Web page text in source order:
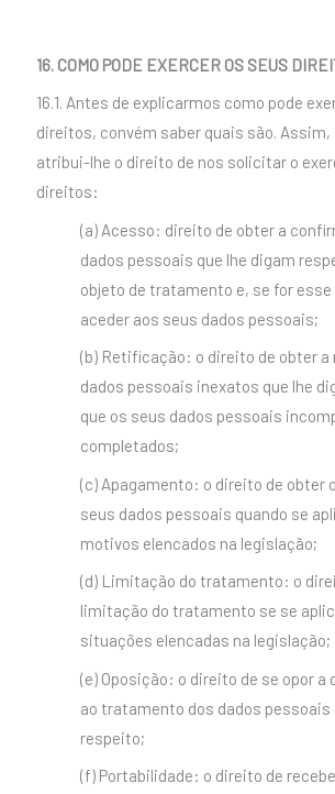
16. COMO PODE EXERCER OS SEUS
16.1. Antes de explicarmos como pode
direitos, convém saber quais são. Assim,
atribui-lhe o direito de nos solicitar o
direitos:
(a) Acesso: direito de obter a
dados pessoais que lhe digam
objeto de tratamento e, se for
aceder aos seus dados pessoais;
(b) Retificação: o direito de obter
dados pessoais inexatos que lhe
que os seus dados pessoais
completados;
(c) Apagamento: o direito de obter
seus dados pessoais quando se
motivos elencados na legislação;
(d) Limitação do tratamento: o
limitação do tratamento se se
situações elencadas na legislação;
(e) Oposição: o direito de se opor a
ao tratamento dos dados pessoais
respeito;
(f) Portabilidade: o direito de